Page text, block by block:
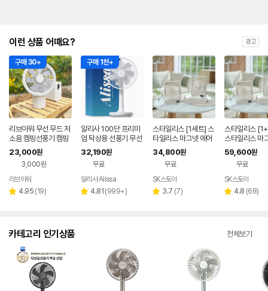
이런 상품 어때요? 광고
구매 30+
리브아워 무선 무드 저
소음 캠핑선풍기 캠핑
써큘레이터
23,000원
3,000원
페이
리브아워
별 4.95 리
(19)
구매 1천+
알리사 100단 프리미
엄 탁상용 선풍기 무선
무소음 책상 사무실 데
스크 캠핑 소형 USB
32,190원
무료
알리사 Alissa
별 4.81 리
(999+)
스타일리스 [1세트] 스
타일리스 마그넷 에어
젯 무선 선풍기 SMF-
E5100
34,800원
무료
버페
SK스토아
별 3.7 리
(7)
스타일리스
스타일리스 마
어젯 무선 선풍
F-E5100
59,600원
무료
버페
SK스토아
별 4.8 리
(68)
카테고리 인기상품 전체보기